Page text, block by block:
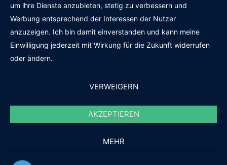
GRATIS WEBSITE-CHECK
des19n.at|iwant@des19n.at
um ihre Dienste anzubieten, stetig zu verbessern und
Werbung entsprechend der Interessen der Nutzer
anzuzeigen. Ich bin damit einverstanden und kann meine
Einwilligung jederzeit mit Wirkung für die Zukunft widerrufen
oder ändern.
VERWEIGERN
AKZEPTIEREN
MEHR